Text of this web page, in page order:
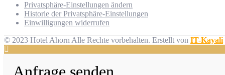
Privatsphäre-Einstellungen ändern
Historie der Privatsphäre-Einstellungen
Einwilligungen widerrufen
© 2023 Hotel Ahorn Alle Rechte vorbehalten. Erstellt von IT-Kayali